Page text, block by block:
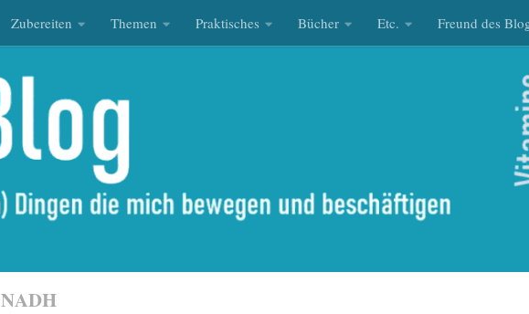
Zubereiten Themen Praktisches Bücher Etc. Freund des
NADH